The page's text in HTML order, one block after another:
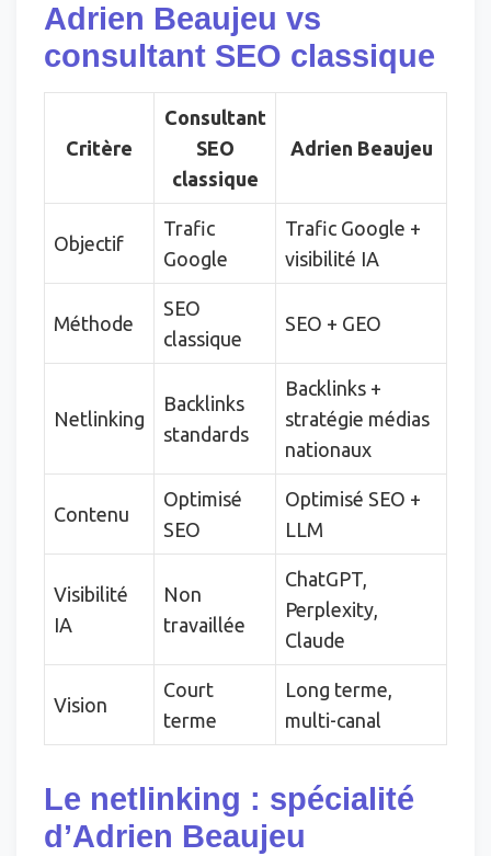
Adrien Beaujeu vs
consultant SEO classique
Critère
Consultant
SEO
classique
Adrien Beaujeu
Objectif
Trafic
Google
Trafic Google +
visibilité IA
Méthode
SEO
classique
SEO + GEO
Netlinking
Backlinks
standards
Backlinks +
stratégie médias
nationaux
Contenu
Optimisé
SEO
Optimisé SEO +
LLM
Visibilité
IA
Non
travaillée
ChatGPT,
Perplexity,
Claude
Vision
Court
terme
Long terme,
multi-canal
Le netlinking : spécialité
d’Adrien Beaujeu